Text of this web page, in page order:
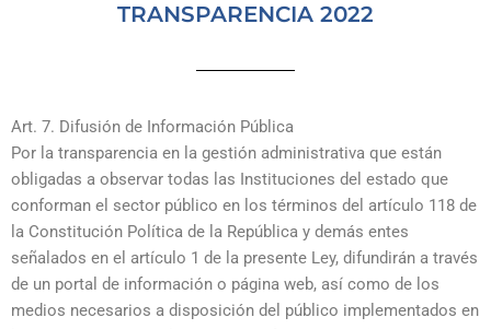
TRANSPARENCIA 2022
Art. 7. Difusión de Información Pública
Por la transparencia en la gestión administrativa que están
obligadas a observar todas las Instituciones del estado que
conforman el sector público en los términos del artículo 118 de
la Constitución Política de la República y demás entes
señalados en el artículo 1 de la presente Ley, difundirán a través
de un portal de información o página web, así como de los
medios necesarios a disposición del público implementados en